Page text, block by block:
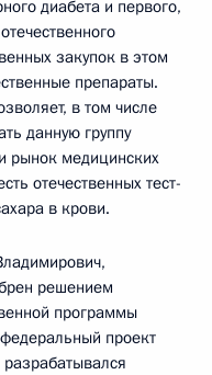
диабета и первого,
закупок в этом
препараты.
в том числе
данную группу
рынок медицинских
отечественных тест-
в крови.
решением
программы
проект